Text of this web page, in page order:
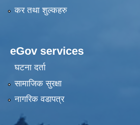
कर तथा शुल्कहरु
eGov services
घटना दर्ता
सामाजिक सुरक्षा
नागरिक वडापत्र